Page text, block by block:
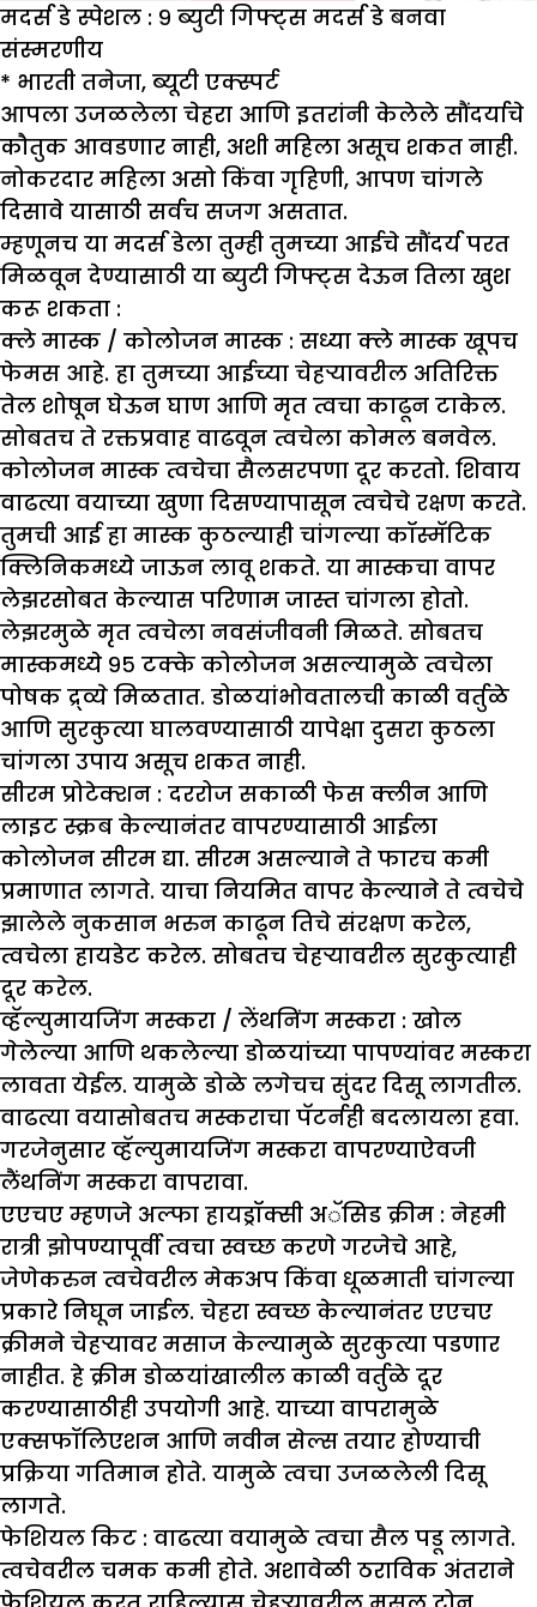
मदर्स डे स्पेशल : ९ ब्युटी गिफ्ट्स मदर्स डे बनवा
संस्मरणीय
* भारती तनेजा, ब्यूटी एक्स्पर्ट
आपला उजळलेला चेहरा आणि इतरांनी केलेले सौंदर्याचे
कौतुक आवडणार नाही, अशी महिला असूच शकत नाही.
नोकरदार महिला असो किंवा गृहिणी, आपण चांगले
दिसावे यासाठी सर्वच सजग असतात.
म्हणूनच या मदर्स डेला तुम्ही तुमच्या आईचे सौंदर्य परत
मिळवून देण्यासाठी या ब्युटी गिफ्ट्स देऊन तिला खुश
करू शकता :
क्ले मास्क / कोलोजन मास्क : सध्या क्ले मास्क खूपच
फेमस आहे. हा तुमच्या आईच्या चेहऱ्यावरील अतिरिक्त
तेल शोषून घेऊन घाण आणि मृत त्वचा काढून टाकेल.
सोबतच ते रक्तप्रवाह वाढवून त्वचेला कोमल बनवेल.
कोलोजन मास्क त्वचेचा सैलसरपणा दूर करतो. शिवाय
वाढत्या वयाच्या खुणा दिसण्यापासून त्वचेचे रक्षण करते.
तुमची आई हा मास्क कुठल्याही चांगल्या कॉस्मॅटिक
क्लिनिकमध्ये जाऊन लावू शकते. या मास्कचा वापर
लेझरसोबत केल्यास परिणाम जास्त चांगला होतो.
लेझरमुळे मृत त्वचेला नवसंजीवनी मिळते. सोबतच
मास्कमध्ये ९५ टक्के कोलोजन असल्यामुळे त्वचेला
पोषक द्र्व्ये मिळतात. डोळयांभोवतालची काळी वर्तुळे
आणि सुरकुत्या घालवण्यासाठी यापेक्षा दुसरा कुठला
चांगला उपाय असूच शकत नाही.
सीरम प्रोटेक्शन : दररोज सकाळी फेस क्लीन आणि
लाइट स्क्रब केल्यानंतर वापरण्यासाठी आईला
कोलोजन सीरम द्या. सीरम असल्याने ते फारच कमी
प्रमाणात लागते. याचा नियमित वापर केल्याने ते त्वचेचे
झालेले नुकसान भरुन काढून तिचे संरक्षण करेल,
त्वचेला हायडेट करेल. सोबतच चेहऱ्यावरील सुरकुत्याही
दूर करेल.
व्हॅल्युमायजिंग मस्करा / लेंथनिंग मस्करा : खोल
गेलेल्या आणि थकलेल्या डोळयांच्या पापण्यांवर मस्करा
लावता येईल. यामुळे डोळे लगेचच सुंदर दिसू लागतील.
वाढत्या वयासोबतच मस्कराचा पॅटर्नही बदलायला हवा.
गरजेनुसार व्हॅल्युमायजिंग मस्करा वापरण्याऐवजी
लैंथनिंग मस्करा वापरावा.
एएचए म्हणजे अल्फा हायड्रॉक्सी अॅसिड क्रीम : नेहमी
रात्री झोपण्यापूर्वी त्वचा स्वच्छ करणे गरजेचे आहे,
जेणेकरुन त्वचेवरील मेकअप किंवा धूळमाती चांगल्या
प्रकारे निघून जाईल. चेहरा स्वच्छ केल्यानंतर एएचए
क्रीमने चेहऱ्यावर मसाज केल्यामुळे सुरकुत्या पडणार
नाहीत. हे क्रीम डोळयांखालील काळी वर्तुळे दूर
करण्यासाठीही उपयोगी आहे. याच्या वापरामुळे
एक्सफॉलिएशन आणि नवीन सेल्स तयार होण्याची
प्रक्रिया गतिमान होते. यामुळे त्वचा उजळलेली दिसू
लागते.
फेशियल किट : वाढत्या वयामुळे त्वचा सैल पडू लागते.
त्वचेवरील चमक कमी होते. अशावेळी ठराविक अंतराने